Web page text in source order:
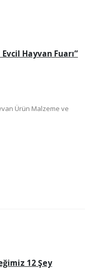
Hayvan Fuarı”
Ürün Malzeme ve
12 Şey